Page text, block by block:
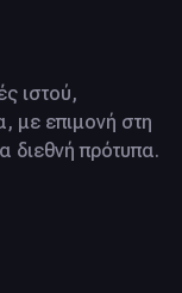
ιστού,
με επιμονή στη
διεθνή πρότυπα.